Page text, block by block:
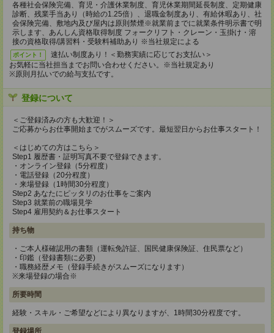
各種社会保険完備、育児・介護休業制度、育児休業期間延長制度、定期健康
診断、残業手当あり（時給の1.25倍）、退職金制度あり、有給休暇あり、社
会保険完備、敷地内及び屋内は原則禁煙※就業前までに就業条件明示書で明
示します、あんしん資格取得制度 フォークリフト・クレーン・玉掛け・溶
接の資格取得/講習料・受験料補助あり ※当社規定による
ポイント！
速払い制度あり！＜勤務実績に応じてお支払い＞
お気軽に当社担当までお問い合わせください。※当社規定あり
※原則月払いでの給与支払です。
登録について
＜ご登録済みの方も大歓迎！＞
ご応募からお仕事開始までがスムーズです。最短翌日からお仕事スタート！
＜はじめての方はこちら＞
Step1 履歴書・証明写真不要で登録できます。
・オンライン登録（5分程度）
・電話登録（20分程度）
・来場登録（1時間30分程度）
Step2 あなたにピッタリのお仕事をご案内
Step3 就業前の職場見学
Step4 雇用契約＆お仕事スタート
持ち物
・ご本人様確認用の書類（運転免許証、国民健康保険証、住民票など）
・印鑑（登録書類に必要)
・職務経歴メモ（登録手続きがスムーズになります）
※来場登録の場合※
所要時間
経験・スキル・ご希望などにより異なりますが、1時間30分程度です。
登録場所